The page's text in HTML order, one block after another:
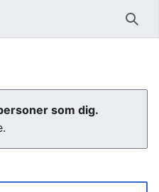
Søg
som dig.